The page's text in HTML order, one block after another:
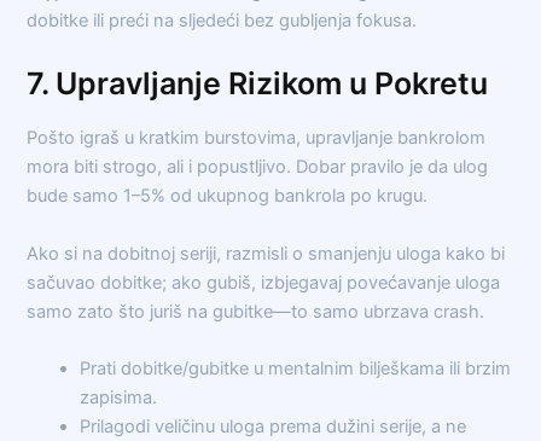
dobitke ili preći na sljedeći bez gubljenja fokusa.
7. Upravljanje Rizikom u Pokretu
Pošto igraš u kratkim burstovima, upravljanje bankrolom
mora biti strogo, ali i popustljivo. Dobar pravilo je da ulog
bude samo 1–5% od ukupnog bankrola po krugu.
Ako si na dobitnoj seriji, razmisli o smanjenju uloga kako bi
sačuvao dobitke; ako gubiš, izbjegavaj povećavanje uloga
samo zato što juriš na gubitke—to samo ubrzava crash.
Prati dobitke/gubitke u mentalnim bilješkama ili brzim
zapisima.
Prilagodi veličinu uloga prema dužini serije, a ne